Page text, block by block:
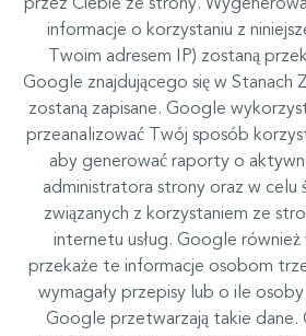
przez Ciebie ze strony.
informacje o korzystaniu z
Twoim adresem IP) zostaną
Google znajdującego się w Stanach
zostaną zapisane. Google
przeanalizować Twój sposób
aby generować raporty o
administratora strony oraz w celu
związanych z korzystaniem ze
internetu usług. Google
przekaże te informacje osobom
wymagały przepisy lub o ile
Google przetwarzają takie dane.